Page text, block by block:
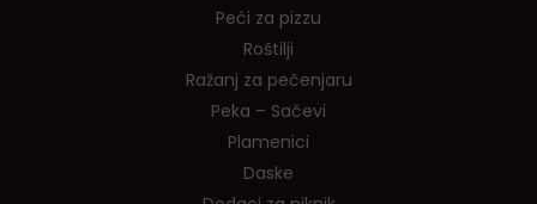
Peći za pizzu
Roštilji
Ražanj za pečenjaru
Peka – Sačevi
Plamenici
Daske